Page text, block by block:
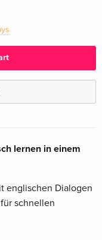
lernen in einem
englischen Dialogen
schnellen